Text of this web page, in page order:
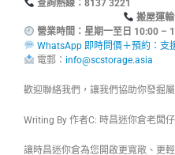
查詢
搬屋運
營業時間：星期一至日 10:00
WhatsApp 即時問價＋預約：支
電郵： info@scstorage.asia
歡迎聯絡我們，讓我們協助你發掘
Writing By 作者C: 時昌迷你倉老闆
讓時昌迷你倉為您開啟更寬敞、更輕